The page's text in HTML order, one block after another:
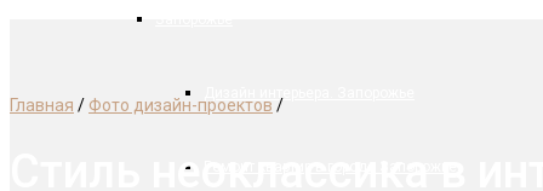
Главная / Фото дизайн-проектов /
Стиль неоклассика в